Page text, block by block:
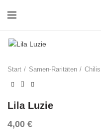
Start Samen-Raritäten Chilis
Lila Luzie
4,00 €